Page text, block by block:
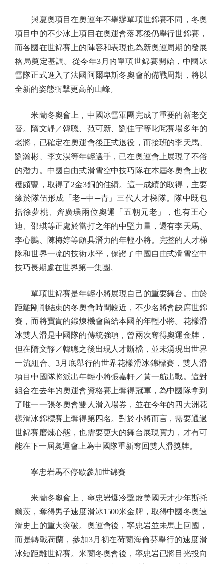
與夏奧項目在奧運年不舉辦單項世錦賽不同，冬奧
項目中的不少冰上項目在奧運會落幕後仍舉行世錦賽，
而各國在世錦賽上的陣容和表現也為新奧運周期的發展
格局奠定基調。從今年3月的單項世錦賽開始，中國冰
雪隊正式進入了法國阿爾卑斯冬奧會的備戰周期，將以
全新的姿態衝擊更高的山峰。
米蘭冬奧會上，中國冰雪軍團完成了重要的新老交
替。隋文靜／韓聰、范可新、劉佳宇等叱咤賽場多年的
老將，已確定在奧運會後正式退役，而接班的李天馬、
劉瀚彬、李文淏等年輕選手，已在奧運會上展現了不俗
的潛力。中國自由式滑雪空中技巧隊在本屆冬奧會上收
穫頗豐，取得了2金3銅的佳績。這一成績的取得，主要
緣於隊伍形成「老─中─青」三代人才梯隊。隊中既包
括徐夢桃、齊廣璞兩位奧運「五朝元老」，也有王心
迪、邵琪等正處於當打之年的中堅力量，還有李天馬、
李心鵬、陳梅婷等頗具潛力的年輕小將。完整的人才梯
隊和世界一流的技術水平，保證了中國自由式滑雪空中
技巧長期處在世界第一集團。
單項世錦賽是年輕小將展現自己的重要舞台。由於
距離剛剛結束的冬奧會時間較近，不少名將會缺席世錦
賽，而將寶貴的鍛煉機會留給本國的年輕小將。花樣滑
冰雙人滑是中國隊的傳統強項，曾兩次奪得奧運金牌，
但在隋文靜／韓聰之後出現人才斷檔，並未湧現出世界
一流組合。3月底舉行的世界花樣滑冰錦標賽，雙人滑
項目中國隊將派出年輕小將張嘉軒／黃一航出戰。這對
組合在去年的奧運會資格賽上奪得冠軍，為中國隊拿到
了唯一一張冬奧會雙人滑入場券，並在今年的四大洲花
樣滑冰錦標賽上奪得第四名。對於小將而言，需要通過
世錦賽磨煉心態，也需要更大的舞台展現實力，才有可
能在下一屆奧運會上為中國隊重新奪回雙人滑獎牌。
寧忠岩馬不停歇參加世錦賽
米蘭冬奧會上，寧忠岩爆冷擊敗美國天才少年斯托
爾茨，奪得男子速度滑冰1500米金牌，取得中國冬奧速
滑史上的重大突破。奧運會後，寧忠岩並未馬上回國，
而是轉戰荷蘭，參加3月初在荷蘭海倫芬舉行的速度滑
冰短距離世錦賽。米蘭冬奧會後，寧忠岩已將目光投向